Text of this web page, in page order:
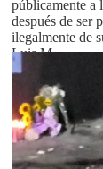
públicamente a
después de ser
ilegalmente de
Luis M...